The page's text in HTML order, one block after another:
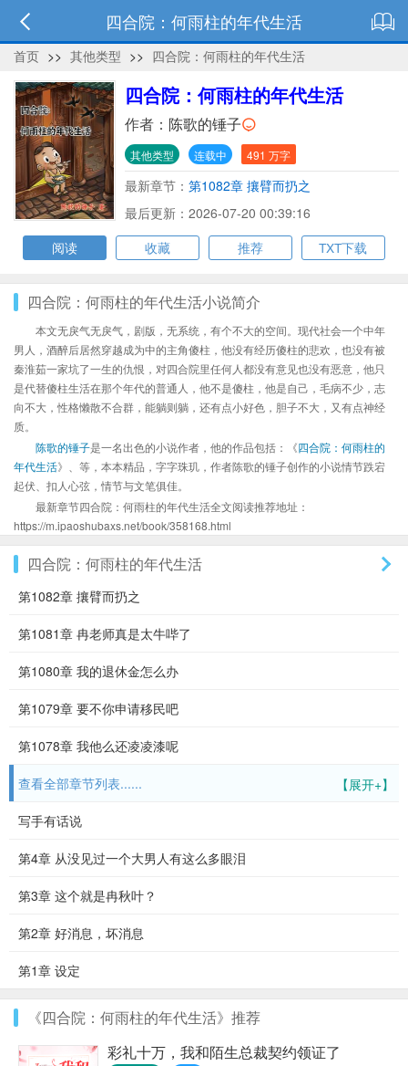
四合院：何雨柱的年代生活
首页 >> 其他类型 >> 四合院：何雨柱的年代生活
四合院：何雨柱的年代生活
作者： 陈歌的锤子
其他类型 连载中 491 万字
最新章节： 第1082章 攘臂而扔之
最后更新：2026-07-20 00:39:16
阅读
收藏 推荐 TXT下载
四合院：何雨柱的年代生活小说简介
本文无戾气无戾气，剧版，无系统，有个不大的空间。现代社会一个中年
男人，酒醉后居然穿越成为中的主角傻柱，他没有经历傻柱的悲欢，也没有被
秦淮茹一家坑了一生的仇恨，对四合院里任何人都没有意见也没有恶意，他只
是代替傻柱生活在那个年代的普通人，他不是傻柱，他是自己，毛病不少，志
向不大，性格懒散不合群，能躺则躺，还有点小好色，胆子不大，又有点神经
质。
陈歌的锤子是一名出色的小说作者，他的作品包括：《四合院：何雨柱的
年代生活》、等，本本精品，字字珠玑，作者陈歌的锤子创作的小说情节跌宕
起伏、扣人心弦，情节与文笔俱佳。
最新章节四合院：何雨柱的年代生活全文阅读推荐地址：
https://m.ipaoshubaxs.net/book/358168.html
四合院：何雨柱的年代生活
第1082章 攘臂而扔之
第1081章 冉老师真是太牛哔了
第1080章 我的退休金怎么办
第1079章 要不你申请移民吧
第1078章 我他么还凌凌漆呢
【展开+】
查看全部章节列表......
写手有话说
第4章 从没见过一个大男人有这么多眼泪
第3章 这个就是冉秋叶？
第2章 好消息，坏消息
第1章 设定
《四合院：何雨柱的年代生活》推荐
彩礼十万，我和陌生总裁契约领证了